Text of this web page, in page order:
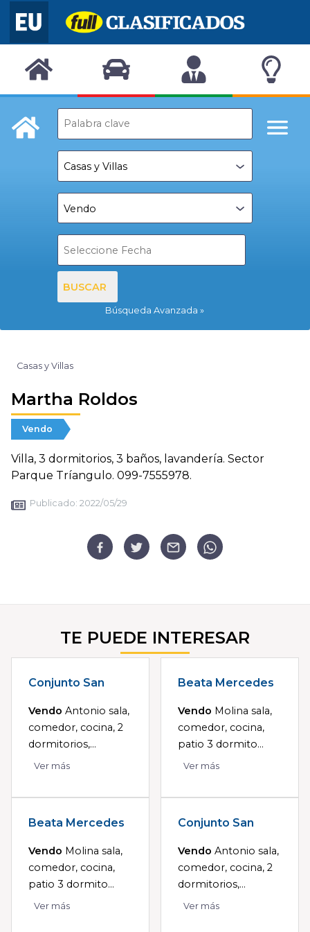
BUSCAR
Búsqueda Avanzada
Casas y Villas
Martha Roldos
Vendo
Villa, 3 dormitorios, 3 baños, lavandería. Sector
Parque Tríangulo. 099-7555978.
Publicado: 2022/05/29
TE PUEDE INTERESAR
Conjunto San
Vendo Antonio sala,
comedor, cocina, 2
dormitorios,...
Ver más
Beata Mercedes
Vendo Molina sala,
comedor, cocina,
patio 3 dormito...
Ver más
Beata Mercedes
Vendo Molina sala,
comedor, cocina,
patio 3 dormito...
Ver más
Conjunto San
Vendo Antonio sala,
comedor, cocina, 2
dormitorios,...
Ver más